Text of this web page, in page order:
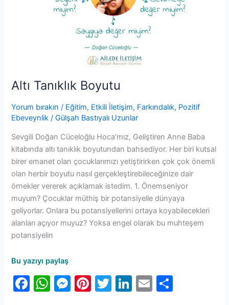
Altı Tanıklık Boyutu
Yorum bırakın / Eğitim, Etkili İletişim, Farkındalık, Pozitif
Ebeveynlik /Gülşah Bastıyalı Uzunlar
Sevgili Doğan Cüceloğlu Hoca’mız, Geliştiren Anne Baba
kitabında altı tanıklık boyutundan bahsediyor. Her biri kutsal
birer emanet olan çocuklarımızı yetiştirirken çok çok önemli
olan herbir boyutu nasıl gerçekleştirebileceğinize dair
örnekler vererek açıklamak istedim. 1. Önemseniyor
muyum? Çocuklar müthiş bir potansiyelle dünyaya
geliyorlar. Onlara bu potansiyellerini ortaya koyabilecekleri
alanları açıyor muyuz? Yoksa engel olarak bu muhteşem
potansiyelin
Bu yazıyı paylaş
F
W M Pi T
Li E